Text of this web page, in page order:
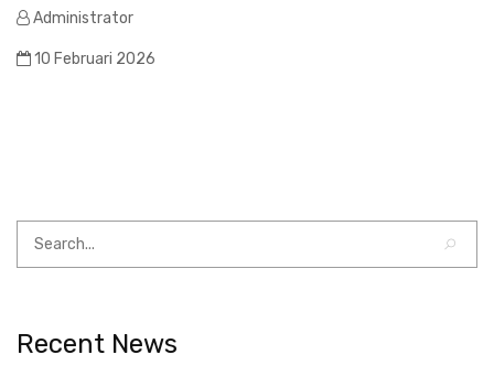
Administrator
10 Februari 2026
Recent News